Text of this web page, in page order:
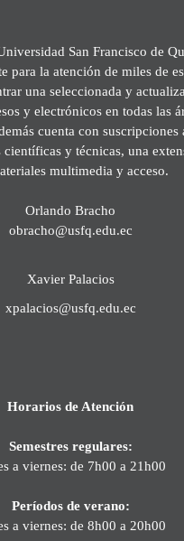
San Francisco de
para la atención de miles de
una seleccionada y
y electrónicos en todas las
cuenta con suscripciones
científicas y técnicas, una
multimedia y acceso.
Orlando Bracho
obracho@usfq.edu.ec
Xavier Palacios
xpalacios@usfq.edu.ec
Horarios de Atención
Semestres regulares:
a viernes: de 7h00 a 21h00
Períodos de verano:
a viernes: de 8h00 a 20h00